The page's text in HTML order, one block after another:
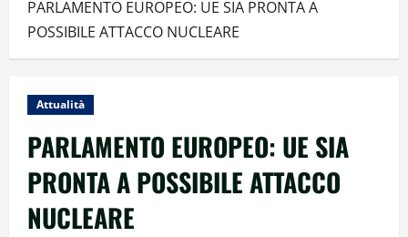
PARLAMENTO EUROPEO: UE SIA PRONTA A
POSSIBILE ATTACCO NUCLEARE
Attualità
PARLAMENTO EUROPEO: UE SIA
PRONTA A POSSIBILE ATTACCO
NUCLEARE